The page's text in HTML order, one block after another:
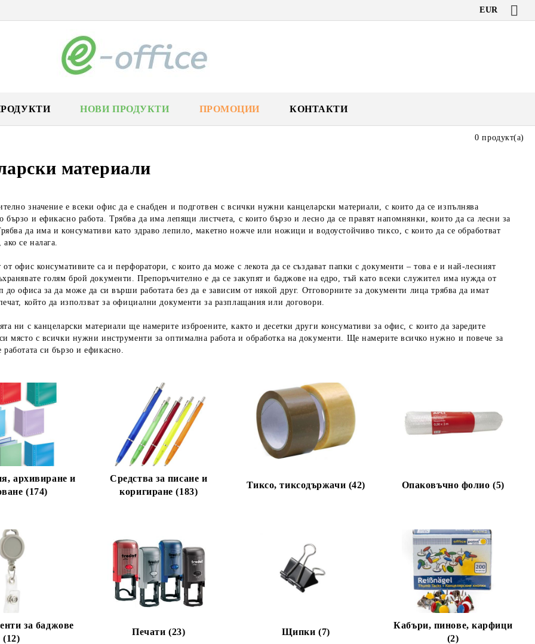
EUR
НОВИ ПРОДУКТИ ПРОМОЦИИ КОНТАКТИ
материали
значение е всеки офис да е снабден и подготвен с всички нужни канцеларски материали, с които да се изпълнява
бързо и ефикасно работа. Трябва да има лепящи листчета, с които бързо и лесно да се правят напомнянки, които да са лесни за
да има и консумативи като здраво лепило, макетно ножче или ножици и водоустойчиво тиксо, с които да се обработват
се налага.
от офис консумативите са и перфоратори, с които да може с лекота да се създават папки с документи – това е и най-лесният
голям брой документи. Препоръчително е да се закупят и баджове на едро, тъй като всеки служител има нужда от
до офиса за да може да си върши работата без да е зависим от някой друг. Отговорните за документи лица трябва да имат
който да използват за официални документи за разплащания или договори.
ни с канцеларски материали ще намерите изброените, както и десетки други консумативи за офис, с които да заредите
място с всички нужни инструменти за оптимална работа и обработка на документи. Ще намерите всичко нужно и повече за
работата си бързо и ефикасно.
архивиране и
(174)
Средства за писане и
коригиране (183)
Тиксо, тиксодържачи (42) Опаковъчно фолио (5)
за баджове
(12)
Печати (23) Щипки (7)
Кабъри, пинове, карфици
(2)
0 продукт(а)